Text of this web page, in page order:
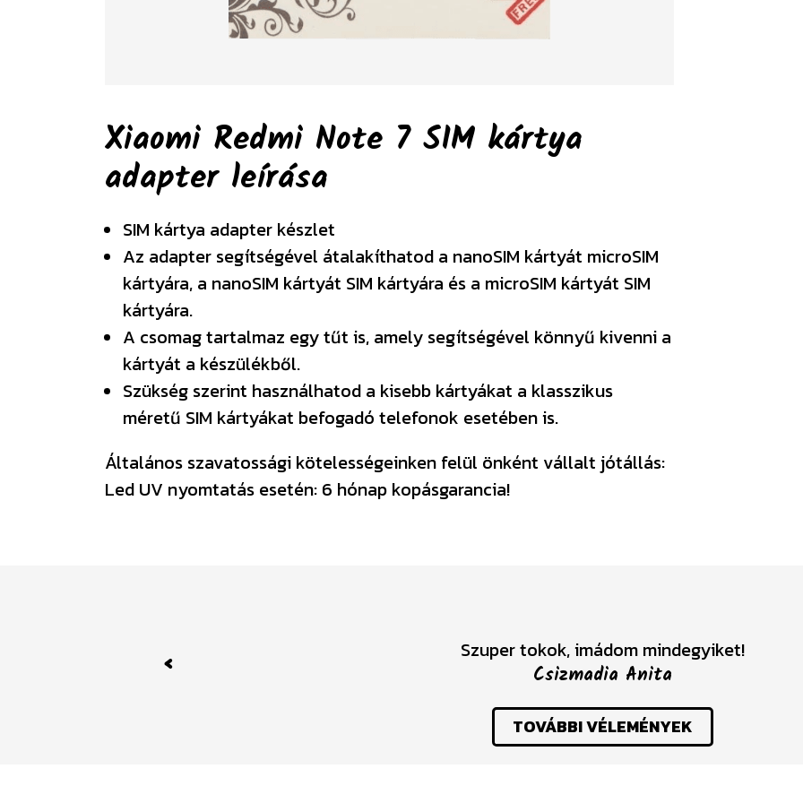
Xiaomi Redmi Note 7 SIM kártya
adapter leírása
SIM kártya adapter készlet
Az adapter segítségével átalakíthatod a nanoSIM kártyát microSIM
kártyára, a nanoSIM kártyát SIM kártyára és a microSIM kártyát SIM
kártyára.
A csomag tartalmaz egy tűt is, amely segítségével könnyű kivenni a
kártyát a készülékből.
Szükség szerint használhatod a kisebb kártyákat a klasszikus
méretű SIM kártyákat befogadó telefonok esetében is.
Általános szavatossági kötelességeinken felül önként vállalt jótállás:
Led UV nyomtatás esetén: 6 hónap kopásgarancia!
Szuper tokok, imádom mindegyiket!
Csizmadia Anita
Previous
TOVÁBBI VÉLEMÉNYEK